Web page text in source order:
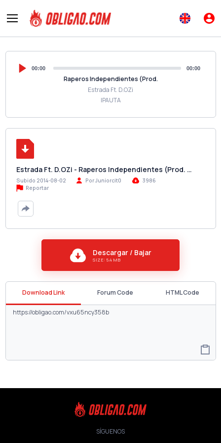
00:00 00:00
Raperos Independientes (Prod.
Estrada Ft. D.OZi
IPAUTA
Estrada Ft. D.OZi - Raperos Independientes (Prod. …
Subido 2014-08-02 Por Juniorcit0
3986
Reportar
Descargar / Bajar
SIZE: 5.4 MB
Download Link Forum Code HTML Code
SÍGUENOS